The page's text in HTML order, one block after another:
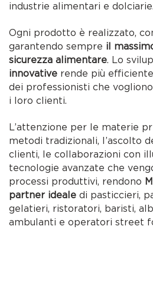
industrie alimentari e dolciarie.
Ogni prodotto è realizzato,
garantendo sempre il
sicurezza alimentare. Lo
innovative rende più
dei professionisti che
i loro clienti.
L’attenzione per le materie
metodi tradizionali, l’ascolto
clienti, le collaborazioni con
tecnologie avanzate che
processi produttivi, rendono
partner ideale di pasticcieri,
gelatieri, ristoratori, baristi,
ambulanti e operatori street